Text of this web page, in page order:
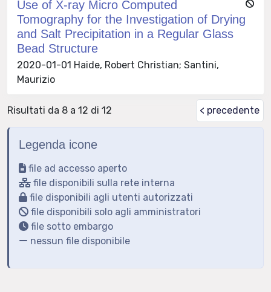
Use of X-ray Micro Computed
Tomography for the Investigation of Drying
and Salt Precipitation in a Regular Glass
Bead Structure
2020-01-01 Haide, Robert Christian; Santini,
Maurizio
Risultati da 8 a 12 di 12 < precedente
Legenda icone
file ad accesso aperto
file disponibili sulla rete interna
file disponibili agli utenti autorizzati
file disponibili solo agli amministratori
file sotto embargo
nessun file disponibile